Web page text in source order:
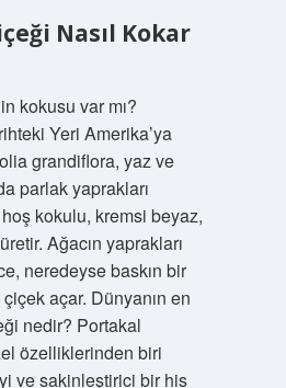
Nasıl Kokar
kokusu var mı?
Yeri Amerika’ya
grandiflora, yaz ve
parlak yaprakları
kokulu, kremsi beyaz,
Ağacın yaprakları
neredeyse baskın bir
açar. Dünyanın en
nedir? Portakal
özelliklerinden biri
ve sakinleştirici bir his